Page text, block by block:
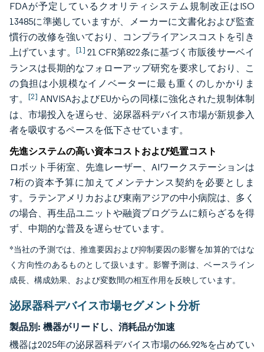
FDAが予定しているクオリティシステム規制改正はISO
13485に準拠していますが、メーカーに文書化および監査
慣行の改修を強いており、コンプライアンスコストを引き
上げています。 [1] 21 CFR第822条に基づく市販後サーベイ
ランスは長期的なフォローアップ研究を要求しており、こ
の負担は小規模なイノベーターに最も重くのしかかりま
す。[2] ANVISAおよびEUからの同様に強化された規制体制
は、市場投入を遅らせ、泌尿器科デバイス市場が新規参入
者を吸収するペースを低下させています。
先進システムの高い資本コストおよび処置コスト
ロボット手術室、先進レーザー、AIワークステーションは
7桁の資本予算に加えてメンテナンス契約を必要としま
す。ラテンアメリカおよび東南アジアの中小病院は、多く
の場合、再生品ユニットや融資プログラムに頼らざるを得
ず、中期的な普及を遅らせています。
*当社の予測では、推進要因および抑制要因の影響を加算的ではな
く方向性のあるものとして扱います。影響予測は、ベースライン
成長、構成効果、および変数間の相互作用を反映しています。
泌尿器科デバイス市場セグメント分析
製品別: 機器がリードし、消耗品が加速
機器は2025年の泌尿器科デバイス市場の66.92%を占めてい